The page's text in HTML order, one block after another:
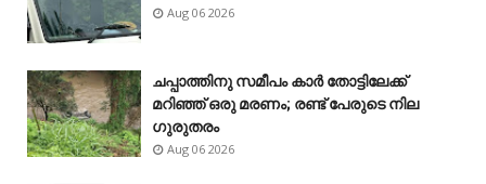
Aug 06 2026
ചപ്പാത്തിനു സമീപം കാർ തോട്ടിലേക്ക്
മറിഞ്ഞ് ഒരു മരണം; രണ്ട് പേരുടെ നില
ഗുരുതരം
Aug 06 2026